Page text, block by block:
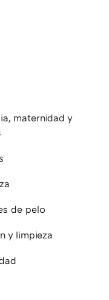
maternidad y
de pelo
y limpieza